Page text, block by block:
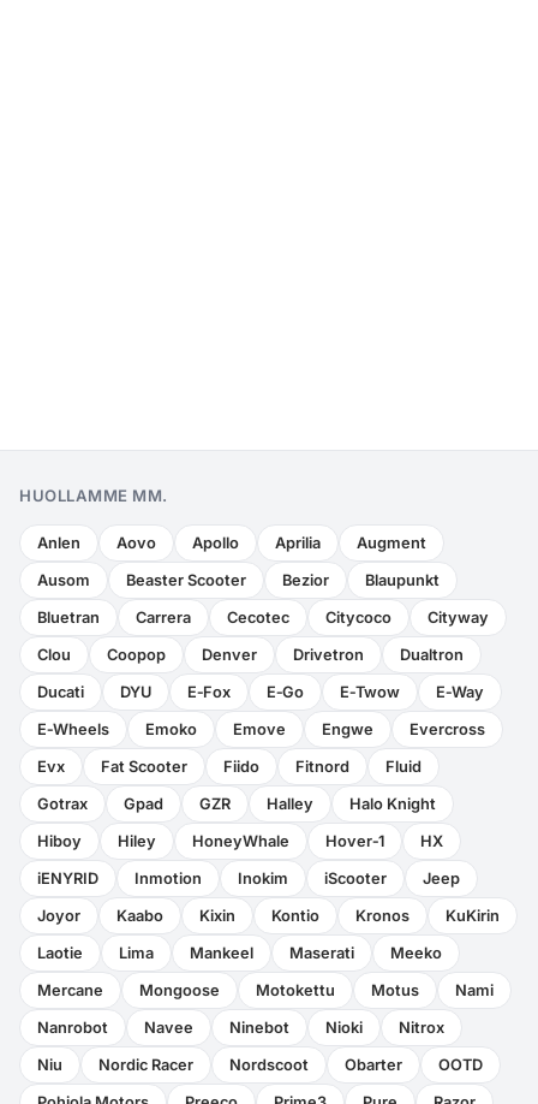
HUOLLAMME MM.
Anlen Aovo Apollo Aprilia Augment
Ausom Beaster Scooter Bezior Blaupunkt
Bluetran Carrera Cecotec Citycoco Cityway
Clou Coopop Denver Drivetron Dualtron
Ducati DYU E‑Fox E‑Go E‑Twow E‑Way
E‑Wheels Emoko Emove Engwe Evercross
Evx Fat Scooter Fiido Fitnord Fluid
Gotrax Gpad GZR Halley Halo Knight
Hiboy Hiley HoneyWhale Hover‑1 HX
iENYRID Inmotion Inokim iScooter Jeep
Joyor Kaabo Kixin Kontio Kronos KuKirin
Laotie Lima Mankeel Maserati Meeko
Mercane Mongoose Motokettu Motus Nami
Nanrobot Navee Ninebot Nioki Nitrox
Niu Nordic Racer Nordscoot Obarter OOTD